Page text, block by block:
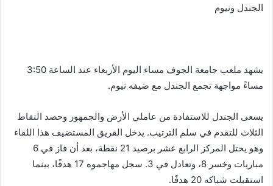
الجندل ونيوم
يشهد ملعب جامعة الجوف مساء اليوم الأربعاء عند الساعة 3:50
مساءً مواجهة تجمع الجندل مع ضيفه نيوم.
يسعى الجندل للاستفادة من عاملي الأرض والجمهور وحصد النقاط
الثلاث للتقدم في سلم الترتيب. يدخل الفريق المستضيف هذا اللقاء
وهو يحتل المركز الرابع عشر برصيد 21 نقطة، بعد أن فاز في 6
مباريات وخسر 8، وتعادل في 3. سجل مهاجموه 17 هدفًا، بينما
استقبلت شباكه 20 هدفًا.